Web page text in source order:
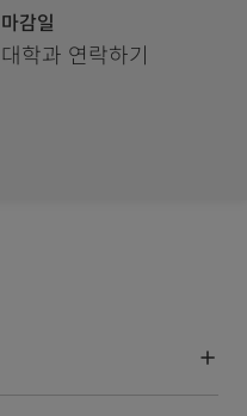
마감일
대학과 연락하기